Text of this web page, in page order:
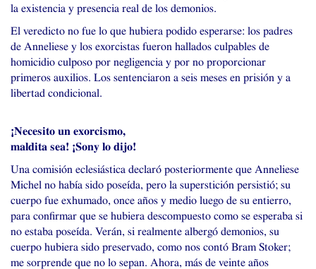
la existencia y presencia real de los demonios.
El veredicto no fue lo que hubiera podido esperarse: los padres
de Anneliese y los exorcistas fueron hallados culpables de
homicidio culposo por negligencia y por no proporcionar
primeros auxilios. Los sentenciaron a seis meses en prisión y a
libertad condicional.
¡Necesito un exorcismo,
maldita sea! ¡Sony lo dijo!
Una comisión eclesiástica declaró posteriormente que Anneliese
Michel no había sido poseída, pero la superstición persistió; su
cuerpo fue exhumado, once años y medio luego de su entierro,
para confirmar que se hubiera descompuesto como se esperaba si
no estaba poseída. Verán, si realmente albergó demonios, su
cuerpo hubiera sido preservado, como nos contó Bram Stoker;
me sorprende que no lo sepan. Ahora, más de veinte años